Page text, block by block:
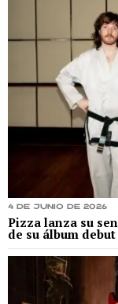
4 de junio de 2026
Pizza lanza su
de su álbum debut